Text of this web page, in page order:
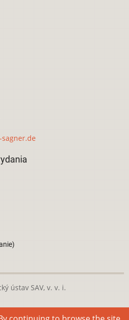
ústav SAV, v. v. i.
podCreative Commons